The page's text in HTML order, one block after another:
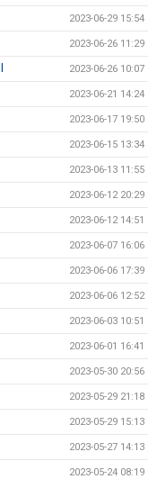
2023-06-29 15:54
2023-06-26 11:29
2023-06-26 10:07
2023-06-21 14:24
2023-06-17 19:50
2023-06-15 13:34
2023-06-13 11:55
2023-06-12 20:29
2023-06-12 14:51
2023-06-07 16:06
2023-06-06 17:39
2023-06-06 12:52
2023-06-03 10:51
2023-06-01 16:41
2023-05-30 20:56
2023-05-29 21:18
2023-05-29 15:13
2023-05-27 14:13
2023-05-24 08:19